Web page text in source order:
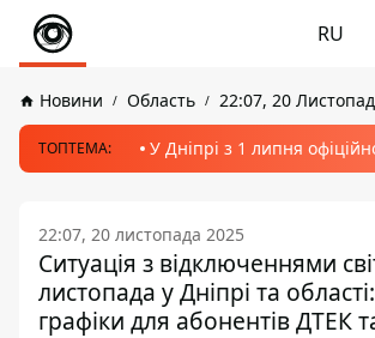
RU
Новини Область 22:07, 20
ТОПТЕМА: У Дніпрі з 1 липня
22:07, 20 листопада 2025
Ситуація з відключеннями
листопада у Дніпрі та
графіки для абонентів ДТЕК